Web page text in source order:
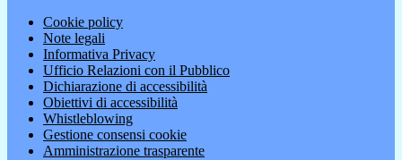
Cookie policy
Note legali
Informativa Privacy
Ufficio Relazioni con il Pubblico
Dichiarazione di accessibilità
Obiettivi di accessibilità
Whistleblowing
Gestione consensi cookie
Amministrazione trasparente